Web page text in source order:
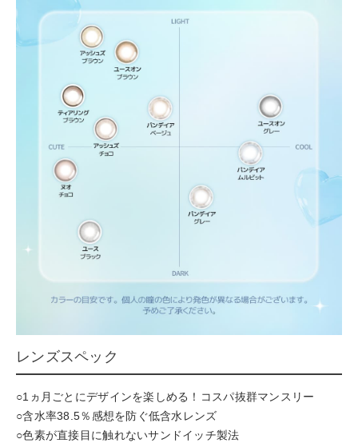
レンズスペック
○1ヵ月ごとにデザインを楽しめる！コスパ抜群マンスリー
○含水率38.5％感想を防ぐ低含水レンズ
○色素が直接目に触れないサンドイッチ製法